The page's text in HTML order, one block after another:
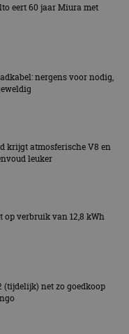
eert 60 jaar Miura met
nergens voor nodig,
krijgt atmosferische V8 en
leuker
verbruik van 12,8 kWh
(tijdelijk) net zo goedkoop